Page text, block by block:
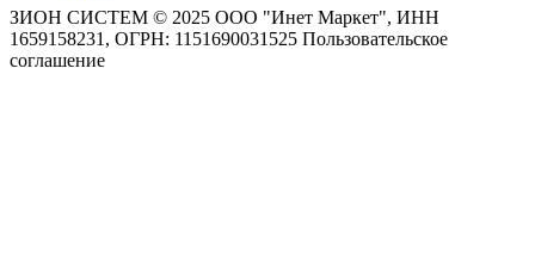
ЗИОН СИСТЕМ © 2025 ООО "Инет Маркет", ИНН
1659158231, ОГРН: 1151690031525 Пользовательское
соглашение